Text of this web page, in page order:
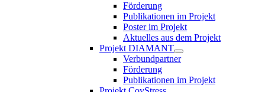
Förderung
Publikationen im Projekt
Poster im Projekt
Aktuelles aus dem Projekt
Projekt DIAMANT
Verbundpartner
Förderung
Publikationen im Projekt